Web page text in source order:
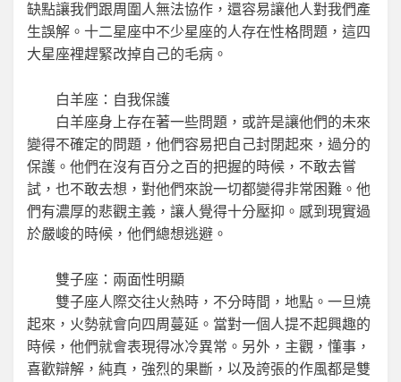
缺點讓我們跟周圍人無法協作，還容易讓他人對我們產
生誤解。十二星座中不少星座的人存在性格問題，這四
大星座裡趕緊改掉自己的毛病。
白羊座：自我保護
白羊座身上存在著一些問題，或許是讓他們的未來
變得不確定的問題，他們容易把自己封閉起來，過分的
保護。他們在沒有百分之百的把握的時候，不敢去嘗
試，也不敢去想，對他們來說一切都變得非常困難。他
們有濃厚的悲觀主義，讓人覺得十分壓抑。感到現實過
於嚴峻的時候，他們總想逃避。
雙子座：兩面性明顯
雙子座人際交往火熱時，不分時間，地點。一旦燒
起來，火勢就會向四周蔓延。當對一個人提不起興趣的
時候，他們就會表現得冰冷異常。另外，主觀，懂事，
喜歡辯解，純真，強烈的果斷，以及誇張的作風都是雙